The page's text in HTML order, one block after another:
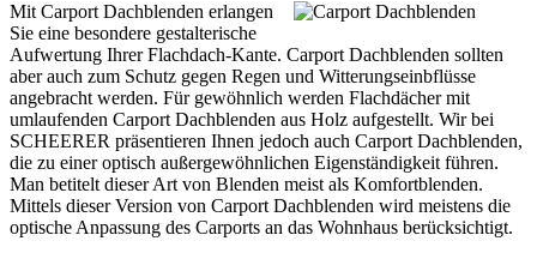
Mit Carport Dachblenden erlangen
Sie eine besondere gestalterische
Aufwertung Ihrer Flachdach-Kante. Carport Dachblenden sollten
aber auch zum Schutz gegen Regen und Witterungseinbflüsse
angebracht werden. Für gewöhnlich werden Flachdächer mit
umlaufenden Carport Dachblenden aus Holz aufgestellt. Wir bei
SCHEERER präsentieren Ihnen jedoch auch Carport Dachblenden,
die zu einer optisch außergewöhnlichen Eigenständigkeit führen.
Man betitelt dieser Art von Blenden meist als Komfortblenden.
Mittels dieser Version von Carport Dachblenden wird meistens die
optische Anpassung des Carports an das Wohnhaus berücksichtigt.